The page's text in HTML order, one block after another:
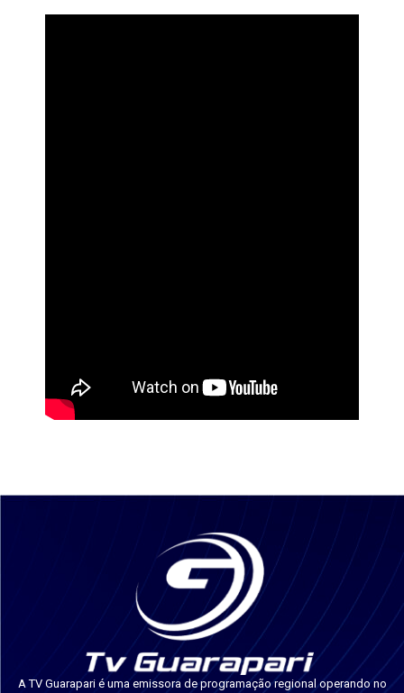
A TV Guarapari é uma emissora de programação regional operando no